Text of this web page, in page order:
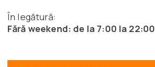
În legătură:
Fără weekend: de la 7:00 la 22:00